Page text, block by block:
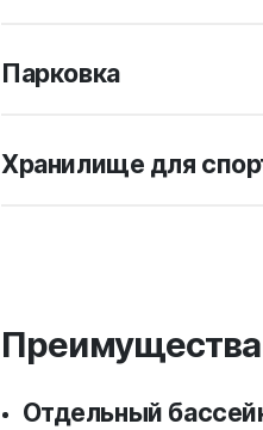
Парковка
Хранилище для
Преимущества
Отдельный